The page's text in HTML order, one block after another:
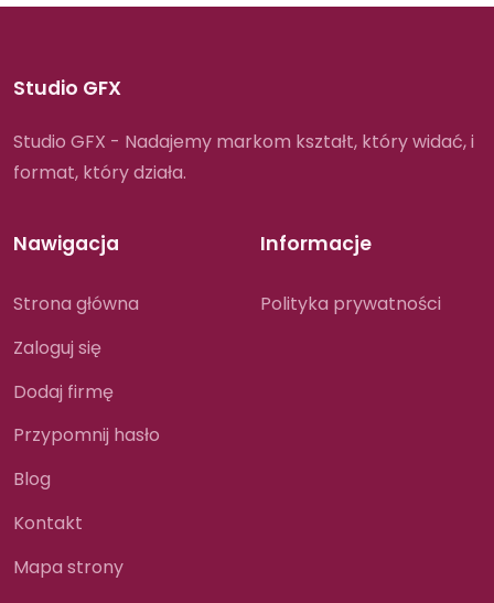
Studio GFX
Studio GFX - Nadajemy markom kształt, który widać, i
format, który działa.
Nawigacja
Strona główna
Zaloguj się
Dodaj firmę
Przypomnij hasło
Blog
Kontakt
Mapa strony
Informacje
Polityka prywatności